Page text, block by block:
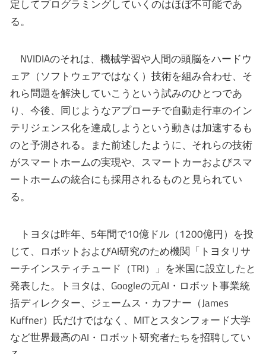
定してプログラミングしていくのはほぼ不可能であ
る。
NVIDIAのそれは、機械学習や人間の頭脳をハードウ
ェア（ソフトウェアではなく）技術を組み合わせ、そ
れら問題を解決していこうという試みのひとつであ
り、今後、同じようなアプローチで自動走行車のイン
テリジェンス化を達成しようという動きは加速するも
のと予測される。また前述したように、それらの技術
がスマートホームの実現や、スマートカーおよびスマ
ートホームの統合にも採用されるものと見られてい
る。
トヨタは昨年、5年間で10億ドル（1200億円）を投
じて、ロボットおよびAI研究のため機関「トヨタリサ
ーチインスティチュード（TRI）」を米国に設立したと
発表した。トヨタは、Googleの元AI・ロボット事業統
括ディレクター、ジェームス・カフナー（James
Kuffner）氏だけではなく、MITとスタンフォード大学
など世界最高のAI・ロボット研究者たちを招聘してい